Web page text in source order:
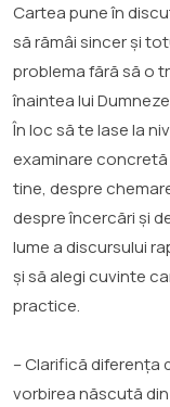
Cartea pune în
să rămâi sincer și
problema fără să o
înaintea lui
În loc să te lase la
examinare
tine, despre
despre încercări și
lume a discursului
și să alegi cuvinte
practice.
– Clarifică diferența
vorbirea născută